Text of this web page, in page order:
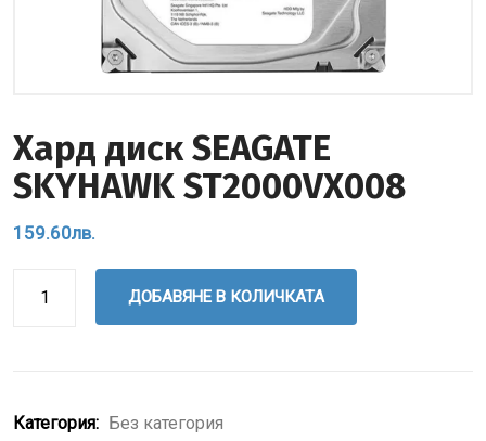
Хард диск SEAGATE
SKYHAWK ST2000VX008
159.60лв.
ДОБАВЯНЕ В КОЛИЧКАТА
Категория: Без категория